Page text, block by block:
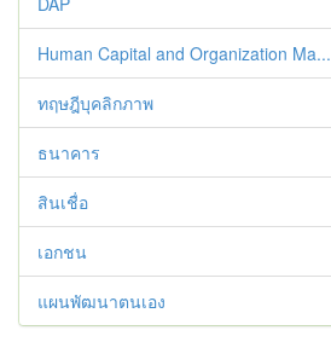
Human Capital and Organization Ma...
ทฤษฎีบุคลิกภาพ
ธนาคาร
สินเชื่อ
เอกชน
แผนพัฒนาตนเอง